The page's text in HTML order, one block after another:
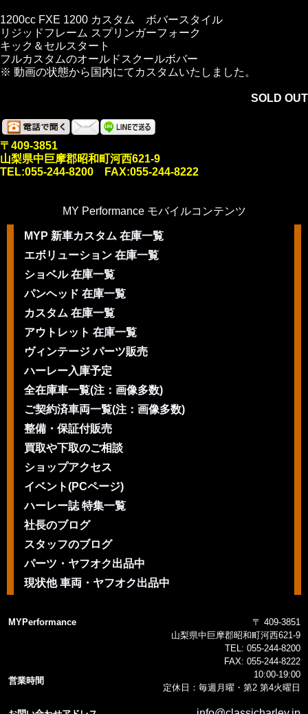
1200cc FXE 1200 カスタム ボバースタイル
リジッドフレーム スプリンガーフォーク
キック＆セルスタート
フルカスタムのオールドスクールボバー
※ 動画の状態から国内にてカスタムいたしました。
SOLD OUT
〒409-3851
山梨県中巨摩郡昭和町河西621-9
TEL:055-244-8200 FAX:055-244-8222
MY Performance モバイルコンテンツ
MYP 新車カスタム 在庫一覧
エボリューション 在庫一覧
ショベル 在庫一覧
パンヘッド 在庫一覧
カスタム 在庫一覧
アウトレット 在庫一覧
ヴィンテージ パーツ販売
ハーレー入庫予定
全在庫車一覧(注：画像多数)
ご契約済車両一覧(注：画像多数)
整備・保証付販売
買取や下取のご相談
ショップアクセス
イベント(PCページ)
ハーレー誌 特集一覧
社長のブログ
スタッフのブログ
パーツ・ヤフオク出品中
現状他 車両・ヤフオク出品中
MYPerformance
〒 409-3851
山梨県中巨摩郡昭和町河西621-9
TEL: 055-244-8200
FAX: 055-244-8222
営業時間
10:00-19:00
定休日：毎週月曜・第2 第4火曜日